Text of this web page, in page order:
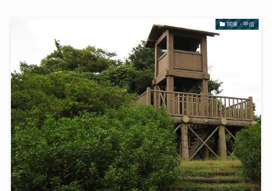
関東・甲信